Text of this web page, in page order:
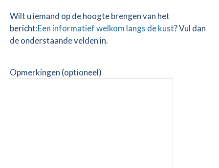
Wilt u iemand op de hoogte brengen van het
bericht:Een informatief welkom langs de kust? Vul dan
de onderstaande velden in.
Opmerkingen (optioneel)